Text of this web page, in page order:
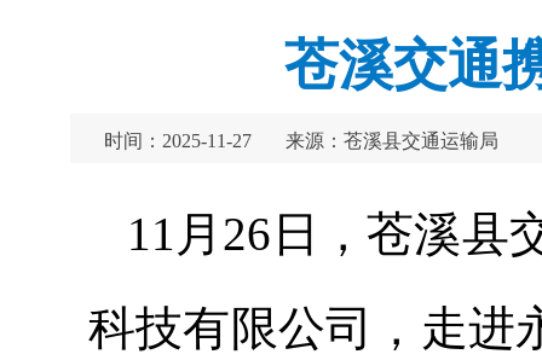
苍溪交通
时间：2025-11-27 来源：苍溪县交通运输局
11月26日，苍溪县
科技有限公司，走进